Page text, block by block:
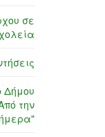
σε
Δήμου
την